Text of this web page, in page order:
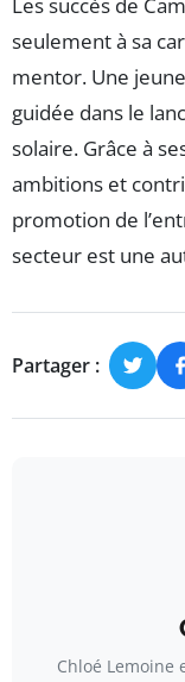
seulement à sa
mentor. Une
guidée dans le
solaire. Grâce à
ambitions et
promotion de
secteur est une
Partager :
Chloé Lemoine